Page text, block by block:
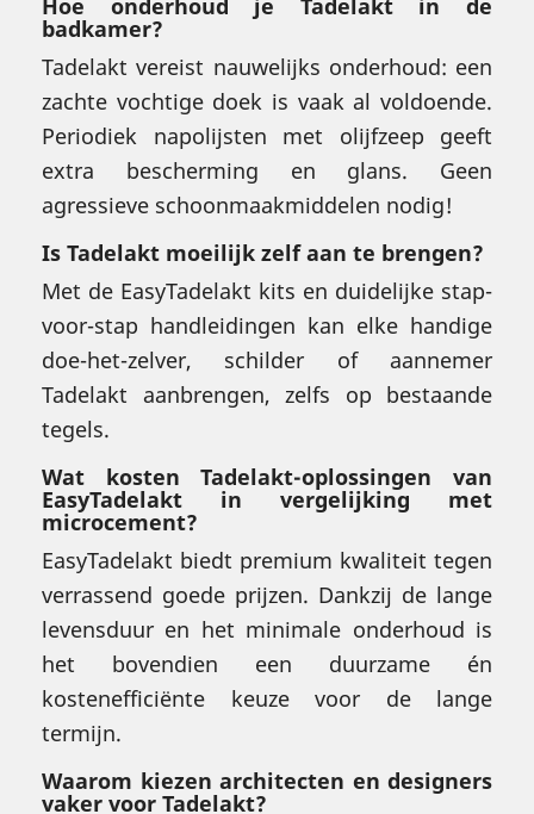
Hoe onderhoud je Tadelakt in de
badkamer?
Tadelakt vereist nauwelijks onderhoud: een
zachte vochtige doek is vaak al voldoende.
Periodiek napolijsten met olijfzeep geeft
extra bescherming en glans. Geen
agressieve schoonmaakmiddelen nodig!
Is Tadelakt moeilijk zelf aan te brengen?
Met de EasyTadelakt kits en duidelijke stap-
voor-stap handleidingen kan elke handige
doe-het-zelver, schilder of aannemer
Tadelakt aanbrengen, zelfs op bestaande
tegels.
Wat kosten Tadelakt-oplossingen van
EasyTadelakt in vergelijking met
microcement?
EasyTadelakt biedt premium kwaliteit tegen
verrassend goede prijzen. Dankzij de lange
levensduur en het minimale onderhoud is
het bovendien een duurzame én
kostenefficiënte keuze voor de lange
termijn.
Waarom kiezen architecten en designers
vaker voor Tadelakt?